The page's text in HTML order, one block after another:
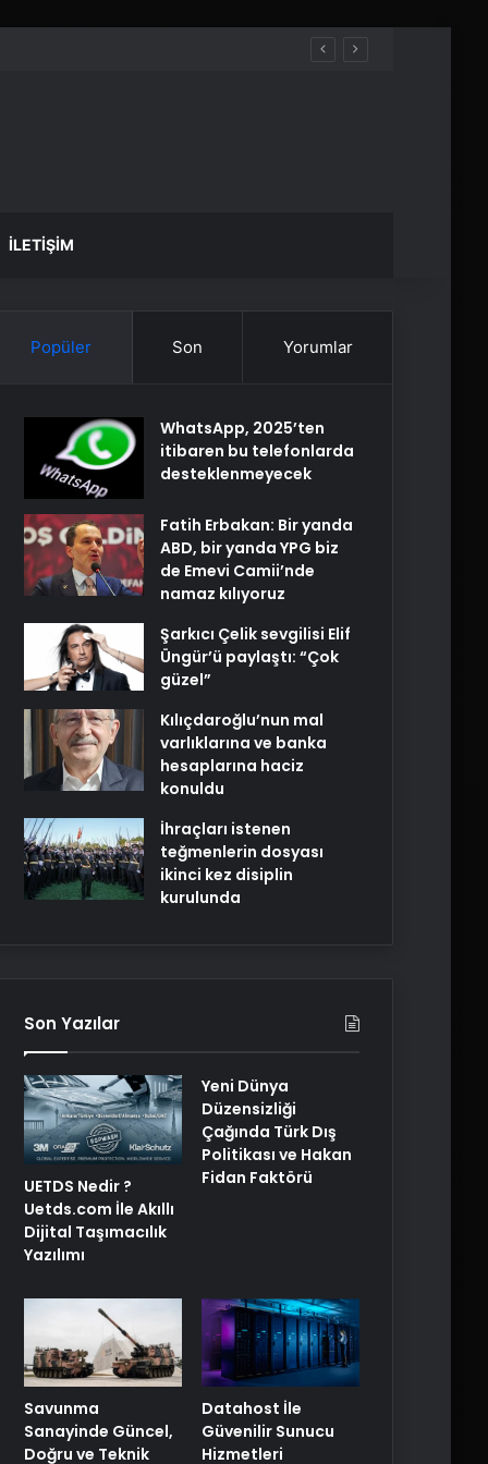
İLETIŞIM
Popüler Son Yorumlar
WhatsApp, 2025’ten
itibaren bu telefonlarda
desteklenmeyecek
Fatih Erbakan: Bir yanda
ABD, bir yanda YPG biz
de Emevi Camii’nde
namaz kılıyoruz
Şarkıcı Çelik sevgilisi Elif
Üngür’ü paylaştı: “Çok
güzel”
Kılıçdaroğlu’nun mal
varlıklarına ve banka
hesaplarına haciz
konuldu
İhraçları istenen
teğmenlerin dosyası
ikinci kez disiplin
kurulunda
Son Yazılar
UETDS Nedir ?
Uetds.com İle Akıllı
Dijital Taşımacılık
Yazılımı
Yeni Dünya
Düzensizliği
Çağında Türk Dış
Politikası ve Hakan
Fidan Faktörü
Savunma
Sanayinde Güncel,
Doğru ve Teknik
Datahost İle
Güvenilir Sunucu
Hizmetleri